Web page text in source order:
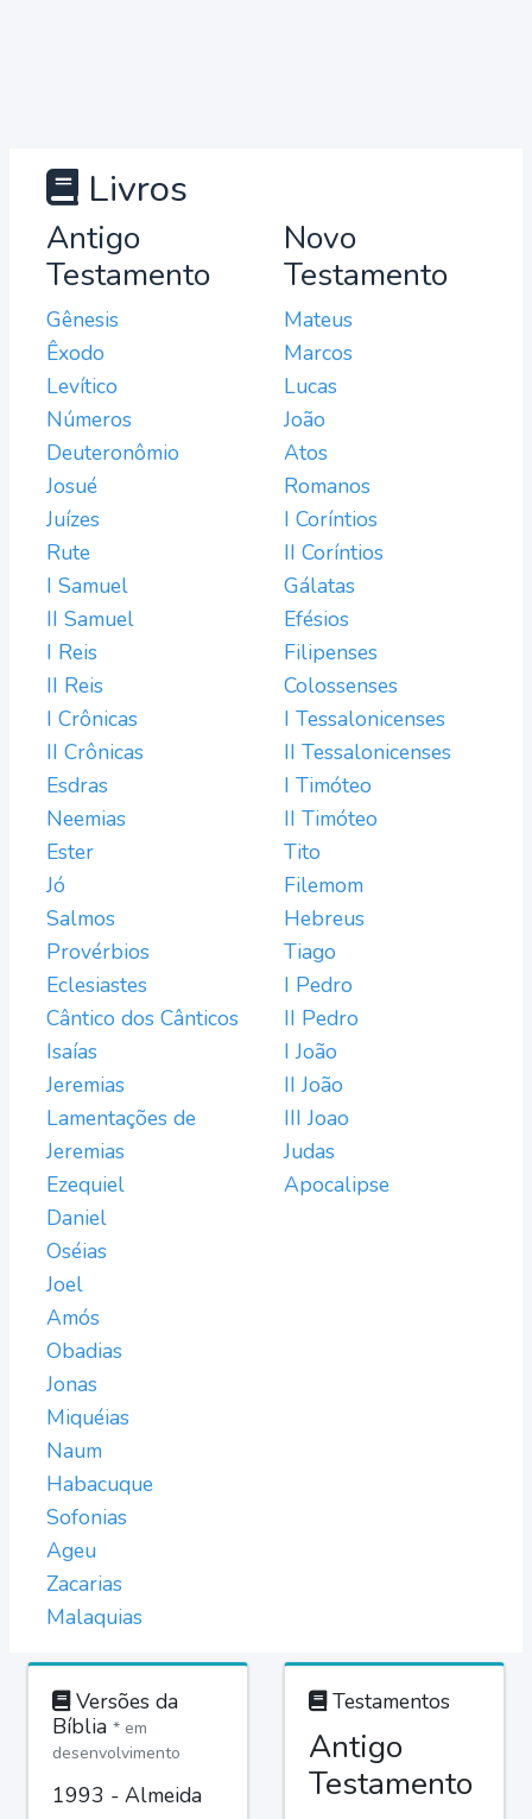
Livros
Antigo
Testamento
Gênesis
Êxodo
Levítico
Números
Deuteronômio
Josué
Juízes
Rute
I Samuel
II Samuel
I Reis
II Reis
I Crônicas
II Crônicas
Esdras
Neemias
Ester
Jó
Salmos
Provérbios
Eclesiastes
Cântico dos Cânticos
Isaías
Jeremias
Lamentações de
Jeremias
Ezequiel
Daniel
Oséias
Joel
Amós
Obadias
Jonas
Miquéias
Naum
Habacuque
Sofonias
Ageu
Zacarias
Malaquias
Novo
Testamento
Mateus
Marcos
Lucas
João
Atos
Romanos
I Coríntios
II Coríntios
Gálatas
Efésios
Filipenses
Colossenses
I Tessalonicenses
II Tessalonicenses
I Timóteo
II Timóteo
Tito
Filemom
Hebreus
Tiago
I Pedro
II Pedro
I João
II João
III Joao
Judas
Apocalipse
Versões da
Bíblia * em
desenvolvimento
1993 - Almeida
Testamentos
Antigo
Testamento